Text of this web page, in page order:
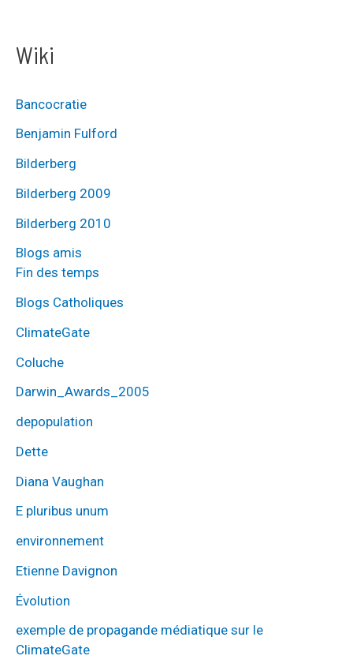
Wiki
Bancocratie
Benjamin Fulford
Bilderberg
Bilderberg 2009
Bilderberg 2010
Blogs amis
Fin des temps
Blogs Catholiques
ClimateGate
Coluche
Darwin_Awards_2005
depopulation
Dette
Diana Vaughan
E pluribus unum
environnement
Etienne Davignon
Évolution
exemple de propagande médiatique sur le
ClimateGate